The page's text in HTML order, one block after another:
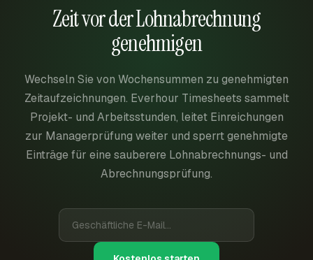
Zeit vor der Lohnabrechnung
genehmigen
Wechseln Sie von Wochensummen zu genehmigten
Zeitaufzeichnungen. Everhour Timesheets sammelt
Projekt- und Arbeitsstunden, leitet Einreichungen
zur Managerprüfung weiter und sperrt genehmigte
Einträge für eine sauberere Lohnabrechnungs- und
Abrechnungsprüfung.